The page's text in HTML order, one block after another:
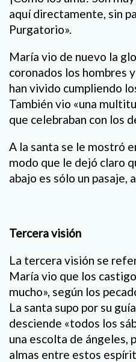
aquí directamente, sin
Purgatorio».
María vio de nuevo la
coronados los hombres
han vivido cumpliendo
También vio «una
que celebraban con los
A la santa se le mostró
modo que le dejó claro
abajo es sólo un pasaje,
Tercera visión
La tercera visión se
María vio que los
mucho», según los
La santa supo por su
desciende «todos los
una escolta de ángeles,
almas entre estos